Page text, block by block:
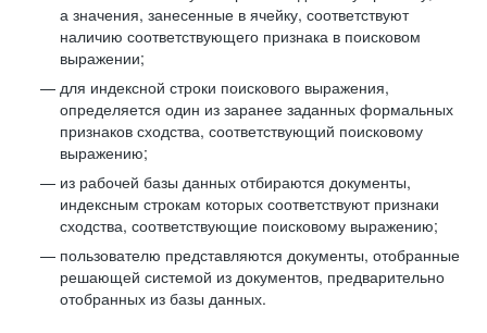
а значения, занесенные в ячейку, соответствуют
наличию соответствующего признака в поисковом
выражении;
для индексной строки поискового выражения,
определяется один из заранее заданных формальных
признаков сходства, соответствующий поисковому
выражению;
из рабочей базы данных отбираются документы,
индексным строкам которых соответствуют признаки
сходства, соответствующие поисковому выражению;
пользователю представляются документы, отобранные
решающей системой из документов, предварительно
отобранных из базы данных.